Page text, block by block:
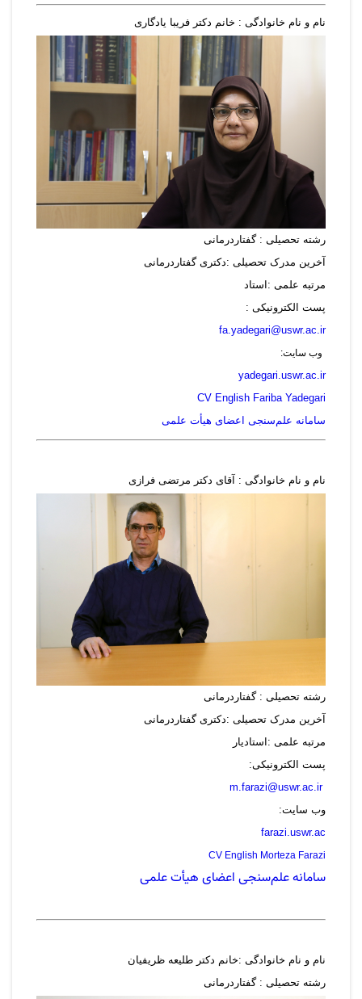
نام و نام خانوادگی : خانم دکتر فریبا یادگاری
رشته تحصیلی : گفتاردرمانی
آخرین مدرک تحصیلی :دکتری گفتاردرمانی
مرتبه علمی :استاد
پست الکترونیکی :
fa.yadegari@uswr.ac.ir
وب سایت:
yadegari.uswr.ac.ir
CV English Fariba Yadegari
سامانه علم‌سنجی اعضای هیأت علمی
نام و نام خانوادگی : آقای دکتر مرتضی فرازی
رشته تحصیلی : گفتاردرمانی
آخرین مدرک تحصیلی :دکتری گفتاردرمانی
مرتبه علمی :استادیار
پست الکترونیکی:
m.farazi@uswr.ac.ir
وب سایت:
farazi.uswr.ac
CV English Morteza Farazi
سامانه علم‌سنجی اعضای هیأت علمی
نام و نام خانوادگی :خانم دکتر طلیعه ظریفیان
رشته تحصیلی : گفتاردرمانی